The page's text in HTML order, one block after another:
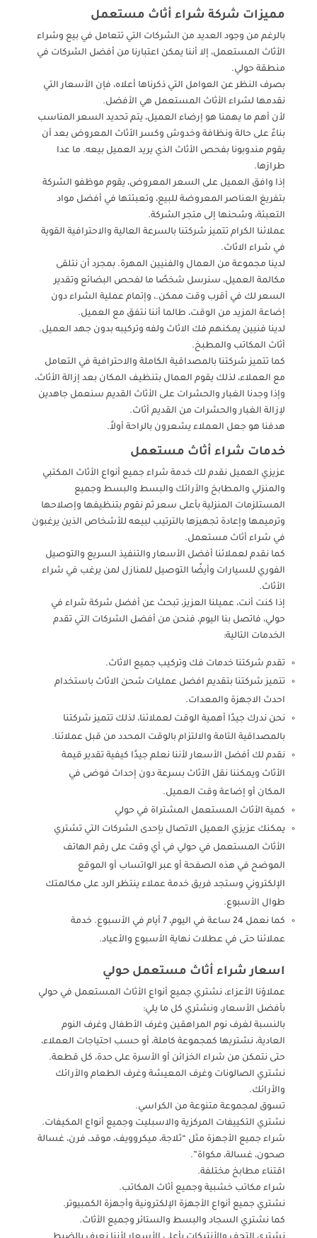
مميزات شركة شراء أثاث مستعمل
بالرغم من وجود العديد من الشركات التي تتعامل في بيع وشراء
الأثاث المستعمل، إلا أننا يمكن اعتبارنا من أفضل الشركات في
منطقة حولي.
بصرف النظر عن العوامل التي ذكرناها أعلاه، فإن الأسعار التي
نقدمها لشراء الأثاث المستعمل هي الأفضل.
لأن أهم ما يهمنا هو إرضاء العميل، يتم تحديد السعر المناسب
بناءً على حالة ونظافة وخدوش وكسر الأثاث المعروض بعد أن
يقوم مندوبونا بفحص الأثاث الذي يريد العميل بيعه. ما عدا
طرازها.
إذا وافق العميل على السعر المعروض، يقوم موظفو الشركة
بتفريغ العناصر المعروضة للبيع، وتعبئتها في أفضل مواد
التعبئة، وشحنها إلى متجر الشركة.
عملائنا الكرام تتميز شركتنا بالسرعة العالية والاحترافية القوية
في شراء الاثاث.
لدينا مجموعة من العمال والفنيين المهرة. بمجرد أن نتلقى
مكالمة العميل، سنرسل شخصًا ما لفحص البضائع وتقدير
السعر لك في أقرب وقت ممكن.، وإتمام عملية الشراء دون
إضاعة المزيد من الوقت، طالما أننا نتفق مع العميل.
لدينا فنيين يمكنهم فك الاثاث ولفه وتركيبه بدون جهد العميل.
أثاث المكاتب والمطبخ.
كما تتميز شركتنا بالمصداقية الكاملة والاحترافية في التعامل
مع العملاء، لذلك يقوم العمال بتنظيف المكان بعد إزالة الأثاث،
وإذا وجدنا الغبار والحشرات على الأثاث القديم سنعمل جاهدين
لإزالة الغبار والحشرات من القديم أثاث.
هدفنا هو جعل العملاء يشعرون بالراحة أولاً.
خدمات شراء أثاث مستعمل
عزيزي العميل نقدم لك خدمة شراء جميع أنواع الأثاث المكتبي
والمنزلي والمطابخ والأرائك والبسط والبسط وجميع
المستلزمات المنزلية بأعلى سعر ثم نقوم بتنظيفها وإصلاحها
وترميمها وإعادة تجهيزها بالترتيب لبيعه للأشخاص الذين يرغبون
في شراء أثاث مستعمل.
كما نقدم لعملائنا أفضل الأسعار والتنفيذ السريع والتوصيل
الفوري للسيارات وأيضًا التوصيل للمنازل لمن يرغب في شراء
الأثاث.
إذا كنت أنت، عميلنا العزيز، تبحث عن أفضل شركة شراء في
حولي، فاتصل بنا اليوم، فنحن من أفضل الشركات التي تقدم
الخدمات التالية:
تقدم شركتنا خدمات فك وتركيب جميع الاثاث.
تتميز شركتنا بتقديم افضل عمليات شحن الاثاث باستخدام
احدث الاجهزة والمعدات.
نحن ندرك جيدًا أهمية الوقت لعملائنا، لذلك تتميز شركتنا
بالمصداقية التامة والالتزام بالوقت المحدد من قبل عملائنا.
نقدم لك أفضل الأسعار لأننا نعلم جيدًا كيفية تقدير قيمة
الأثاث ويمكننا نقل الأثاث بسرعة دون إحداث فوضى في
المكان أو إضاعة وقت العميل.
كمية الأثاث المستعمل المشتراة في حولي
يمكنك عزيزي العميل الاتصال بإحدى الشركات التي تشتري
الأثاث المستعمل في حولي في أي وقت على رقم الهاتف
الموضح في هذه الصفحة أو عبر الواتساب أو الموقع
الإلكتروني وستجد فريق خدمة عملاء ينتظر الرد على مكالمتك
طوال الأسبوع.
كما نعمل 24 ساعة في اليوم، 7 أيام في الأسبوع. خدمة
عملائنا حتى في عطلات نهاية الأسبوع والأعياد.
اسعار شراء أثاث مستعمل حولي
عملاؤنا الأعزاء، نشتري جميع أنواع الأثاث المستعمل في حولي
بأفضل الأسعار، ونشتري كل ما يلي:
بالنسبة لغرف نوم المراهقين وغرف الأطفال وغرف النوم
العادية، نشتريها كمجموعة كاملة، أو حسب احتياجات العملاء،
حتى نتمكن من شراء الخزائن أو الأسرة على حدة، كل قطعة.
نشتري الصالونات وغرف المعيشة وغرف الطعام والأرائك
والأرائك.
تسوق لمجموعة متنوعة من الكراسي.
نشتري التكييفات المركزية والاسبليت وجميع أنواع المكيفات.
شراء جميع الأجهزة مثل “ثلاجة، ميكروويف، موقد، فرن، غسالة
صحون، غسالة، مكواة”.
اقتناء مطابخ مختلفة.
شراء مكاتب خشبية وجميع أثاث المكاتب.
نشتري جميع أنواع الأجهزة الإلكترونية وأجهزة الكمبيوتر.
كما نشتري السجاد والبسط والستائر وجميع الأثاث.